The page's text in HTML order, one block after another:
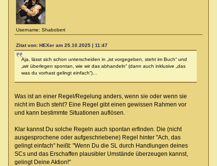
Username: Shabobert
Zitat von: HEXer am 25.10.2025 | 11:47
Aja, lässt sich schon unterscheiden in „ist vorgegeben, steht im Buch“ und
„wir überlegen spontan, wie wir das abhandeln“ (dann auch inklusive „das
was du vorhast gelingt einfach“)…
Was ist an einer Regel/Regelung anders, wenn sie oder wenn sie
nicht im Buch steht? Eine Regel gibt einen gewissen Rahmen vor
und kann bestimmte Situationen auflösen.
Klar kannst Du solche Regeln auch spontan erfinden. Die (nicht
ausgesprochene oder aufgeschriebene) Regel hinter "Ach, das
gelingt einfach" heißt: "Wenn Du die SL durch Handlungen deines
SCs und das Erschaffen plausibler Umstände überzeugen kannst,
gelingt Deine Aktion!"